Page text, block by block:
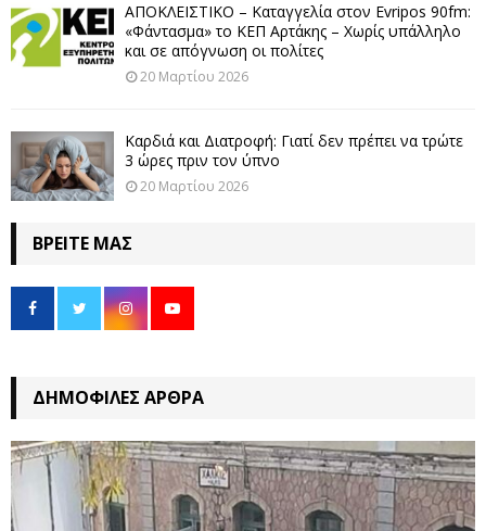
ΑΠΟΚΛΕΙΣΤΙΚΟ – Καταγγελία στον Evripos 90fm:
«Φάντασμα» το ΚΕΠ Αρτάκης – Χωρίς υπάλληλο
και σε απόγνωση οι πολίτες
20 Μαρτίου 2026
Καρδιά και Διατροφή: Γιατί δεν πρέπει να τρώτε
3 ώρες πριν τον ύπνο
20 Μαρτίου 2026
ΒΡΕΊΤΕ ΜΑΣ
ΔΗΜΟΦΙΛΈΣ ΆΡΘΡΑ